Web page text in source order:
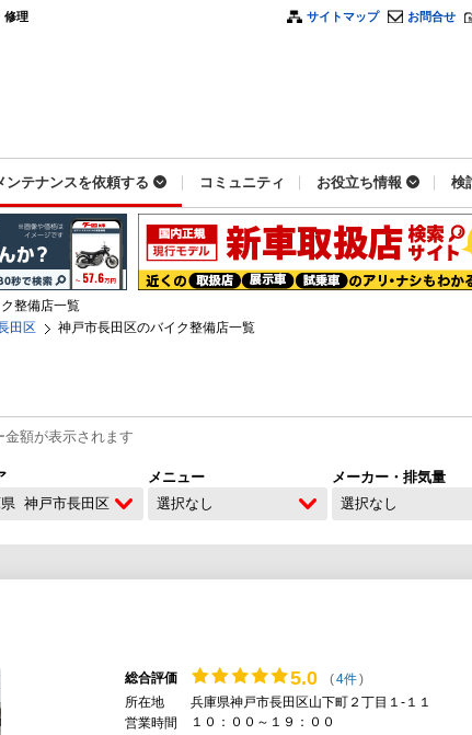
修理
サイトマップ お問合せ
ンテナンスを依頼する コミュニティ お役立ち情報 検
整備店一覧
田区 神戸市長田区のバイク整備店一覧
額が表示されます
神戸市長田区
メニュー
選択なし
メーカー・排気量
選択なし
総合評価 5.0 (4件)
所在地
兵庫県神戸市長田区山下町２丁目１-１１
営業時間
１０：００～１９：００